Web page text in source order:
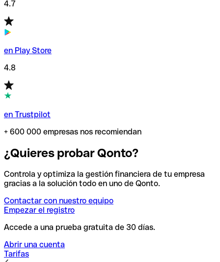
4.7
en Play Store
4.8
en Trustpilot
+ 600 000 empresas nos recomiendan
¿Quieres probar Qonto?
Controla y optimiza la gestión financiera de tu empresa
gracias a la solución todo en uno de Qonto.
Contactar con nuestro equipo
Empezar el registro
Accede a una prueba gratuita de 30 días.
Abrir una cuenta
Tarifas